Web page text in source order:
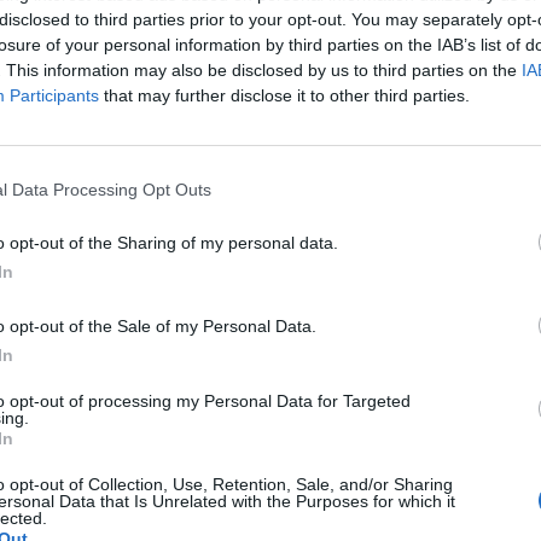
to third parties prior to your opt-out. You may separately
of your personal information by third parties on the IAB’s list of
This information may also be disclosed by us to third parties on the
Participants that may further disclose it to other third parties.
Data Processing Opt Outs
opt-out of the Sharing of my personal data.
opt-out of the Sale of my Personal Data.
opt-out of processing my Personal Data for Targeted
opt-out of Collection, Use, Retention, Sale, and/or Sharing
Data that Is Unrelated with the Purposes for which it
értesülései szerint a Verizon a Microsofttal
számító iPhone-nak állítson versenyt.
versenyt. A hír mindenesetre érdekes, az Apple ugyanis
portfolio.hu hírarchívumához tartozik, melynek olvasása
tartalmazza:
cikkarchívum
elmúlt 2 év napon belüli